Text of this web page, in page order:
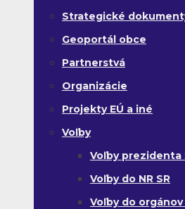
Strategické
Geoportál obce
Partnerstvá
Organizácie
Projekty EÚ a iné
Voľby
Voľby prezidenta
Voľby do NR SR
Voľby do